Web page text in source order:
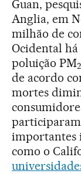
Guan,
Anglia, em
milhão de
Ocidental há
poluição PM
de acordo
mortes
participaram
importantes
como o